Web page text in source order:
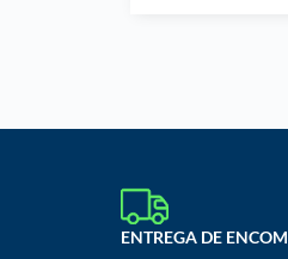
ENTREGA DE